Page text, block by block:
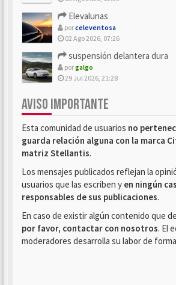
Elevalunas
porceleventosa
02 Ago 2026, 07:26
suspensión delantera dura
porgalgo
29 Jul 2026, 21:28
AVISO IMPORTANTE
Esta comunidad de usuarios no
guarda relación alguna con la marca
matriz Stellantis.
Los mensajes publicados reflejan la
usuarios que las escriben y en ningún
responsables de sus publicaciones.
En caso de existir algún contenido que
por favor, contactar con nosotros. El
moderadores desarrolla su labor de